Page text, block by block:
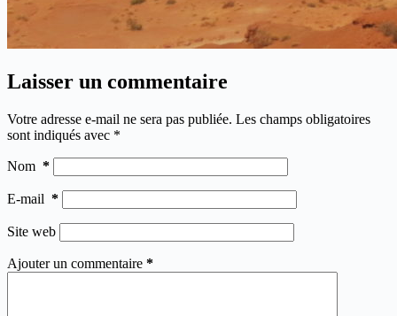
Laisser un commentaire
Votre adresse e-mail ne sera pas publiée. Les champs obligatoires
sont indiqués avec *
Nom *
E-mail *
Site web
Ajouter un commentaire *